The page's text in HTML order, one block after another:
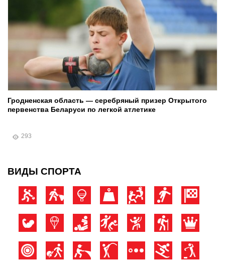
Гродненская область — серебряный призер Открытого
первенства Беларуси по легкой атлетике
293
ВИДЫ СПОРТА